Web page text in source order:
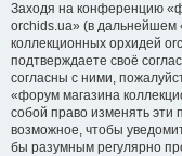
Заходя на конференцию
orchids.ua» (в
коллекционных орхидей
подтверждаете своё
согласны с ними,
«форум магазина
собой право изменять эти
возможное, чтобы
бы разумным регулярно